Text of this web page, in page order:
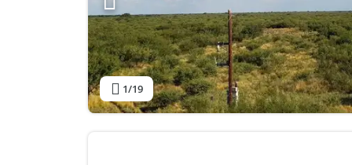
1/19